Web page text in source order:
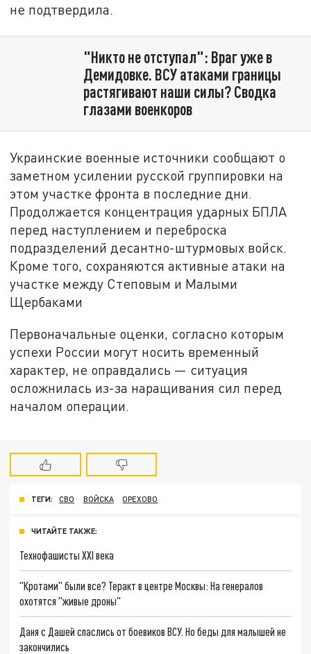
не подтвердила.
"Никто не отступал": Враг уже в
Демидовке. ВСУ атаками границы
растягивают наши силы? Сводка
глазами военкоров
Украинские военные источники сообщают о
заметном усилении русской группировки на
этом участке фронта в последние дни.
Продолжается концентрация ударных БПЛА
перед наступлением и переброска
подразделений десантно-штурмовых войск.
Кроме того, сохраняются активные атаки на
участке между Степовым и Малыми
Щербаками
Первоначальные оценки, согласно которым
успехи России могут носить временный
характер, не оправдались — ситуация
осложнилась из-за наращивания сил перед
началом операции.
ТЕГИ: СВО ВОЙСКА ОРЕХОВО
ЧИТАЙТЕ ТАКЖЕ:
Технофашисты XXI века
"Кротами" были все? Теракт в центре Москвы: На генералов
охотятся "живые дроны"
Даня с Дашей спаслись от боевиков ВСУ. Но беды для малышей не
закончились